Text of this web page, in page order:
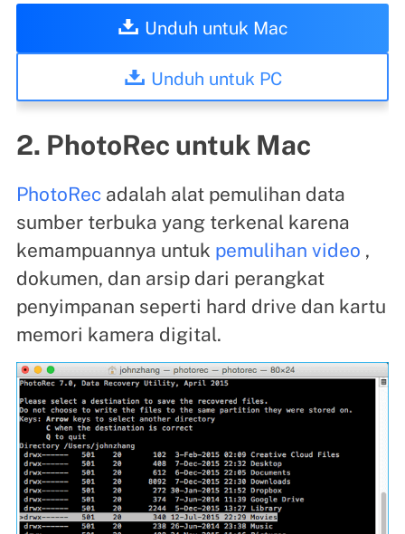
Unduh untuk Mac
Unduh untuk PC
2. PhotoRec untuk Mac
PhotoRecadalah alat pemulihan data
sumber terbuka yang terkenal karena
kemampuannya untuk pemulihan video ,
dokumen, dan arsip dari perangkat
penyimpanan seperti hard drive dan kartu
memori kamera digital.